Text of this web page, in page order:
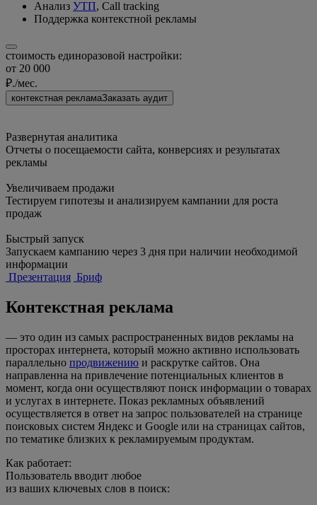
Анализ УТП, Call tracking
Поддержка контекстной рекламы
стоимость единоразовой настройки:
от 20 000
₽./мес.
контекстная рекламаЗаказать аудит
Развернутая аналитика
Отчеты о посещаемости сайта, конверсиях и результатах
рекламы
Увеличиваем продажи
Тестируем гипотезы и анализируем кампании для роста
продаж
Быстрый запуск
Запускаем кампанию через 3 дня при наличии необходимой
информации
Презентация Бриф
Контекстная реклама
— это один из самых распространенных видов рекламы на
просторах интернета, который можно активно использовать
параллельно продвижению и раскрутке сайтов. Она
направленна на привлечение потенциальных клиентов в
момент, когда они осуществляют поиск информации о товарах
и услугах в интернете. Показ рекламных объявлений
осуществляется в ответ на запрос пользователей на странице
поисковых систем Яндекс и Google или на страницах сайтов,
по тематике близких к рекламируемым продуктам.
Как работает:
Пользователь вводит любое
из ваших ключевых слов в поиск: